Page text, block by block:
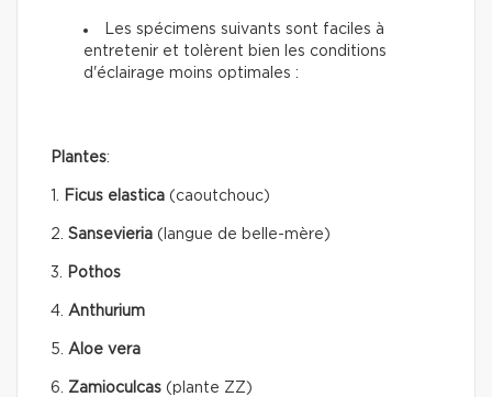
Les spécimens suivants sont faciles à
entretenir et tolèrent bien les conditions
d'éclairage moins optimales :
Plantes:
1. Ficus elastica (caoutchouc)
2. Sansevieria (langue de belle-mère)
3. Pothos
4. Anthurium
5. Aloe vera
6. Zamioculcas (plante ZZ)